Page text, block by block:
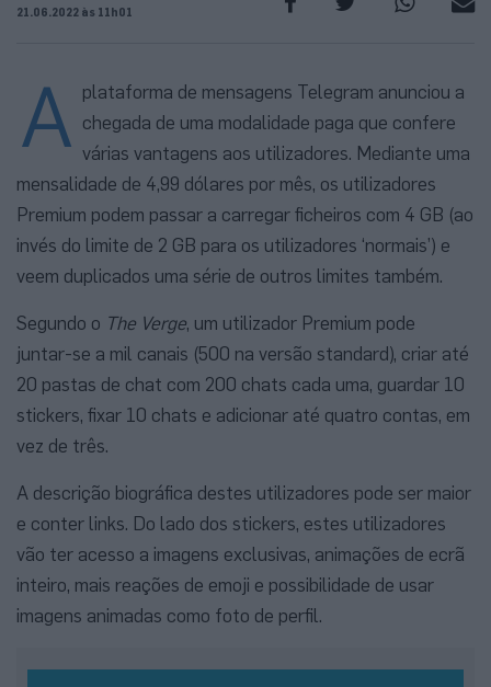
21.06.2022 às 11h01
A plataforma de mensagens Telegram anunciou a
chegada de uma modalidade paga que confere
várias vantagens aos utilizadores. Mediante uma
mensalidade de 4,99 dólares por mês, os utilizadores
Premium podem passar a carregar ficheiros com 4 GB (ao
invés do limite de 2 GB para os utilizadores ‘normais’) e
veem duplicados uma série de outros limites também.
Segundo o The Verge, um utilizador Premium pode
juntar-se a mil canais (500 na versão standard), criar até
20 pastas de chat com 200 chats cada uma, guardar 10
stickers, fixar 10 chats e adicionar até quatro contas, em
vez de três.
A descrição biográfica destes utilizadores pode ser maior
e conter links. Do lado dos stickers, estes utilizadores
vão ter acesso a imagens exclusivas, animações de ecrã
inteiro, mais reações de emoji e possibilidade de usar
imagens animadas como foto de perfil.